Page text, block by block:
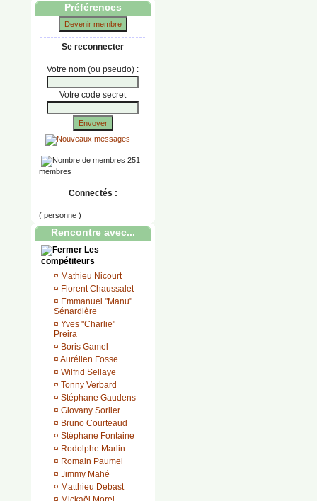
Préférences
Devenir membre
Se reconnecter
---
Votre nom (ou pseudo) :
Votre code secret
Envoyer
251
membres
Connectés :
( personne )
Rencontre avec...
Les
compétiteurs
¤ Mathieu Nicourt
¤ Florent Chaussalet
¤ Emmanuel "Manu"
Sénardière
¤ Yves "Charlie"
Preira
¤ Boris Gamel
¤ Aurélien Fosse
¤ Wilfrid Sellaye
¤ Tonny Verbard
¤ Stéphane Gaudens
¤ Giovany Sorlier
¤ Bruno Courteaud
¤ Stéphane Fontaine
¤ Rodolphe Marlin
¤ Romain Paumel
¤ Jimmy Mahé
¤ Matthieu Debast